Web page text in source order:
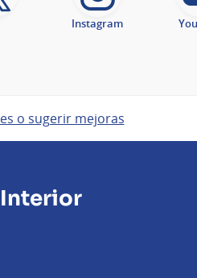
Instagram
o sugerir mejoras